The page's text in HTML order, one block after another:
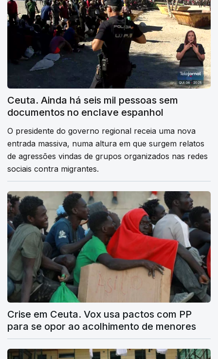
Ceuta. Ainda há seis mil pessoas sem
documentos no enclave espanhol
O presidente do governo regional receia uma nova
entrada massiva, numa altura em que surgem relatos
de agressões vindas de grupos organizados nas redes
sociais contra migrantes.
Crise em Ceuta. Vox usa pactos com PP
para se opor ao acolhimento de menores